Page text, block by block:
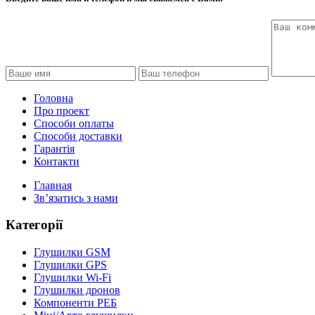
Головна
Про проект
Способи оплаты
Способи доставки
Гарантiя
Контакти
Главная
Зв’язатись з нами
Категорії
Глушилки GSM
Глушилки GPS
Глушилки Wi-Fi
Глушилки дронов
Компоненти РЕБ